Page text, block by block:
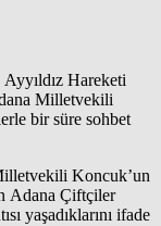
Hareketi
Milletvekili
bir süre sohbet
Koncuk’un
Adana Çiftçiler
yaşadıklarını ifade